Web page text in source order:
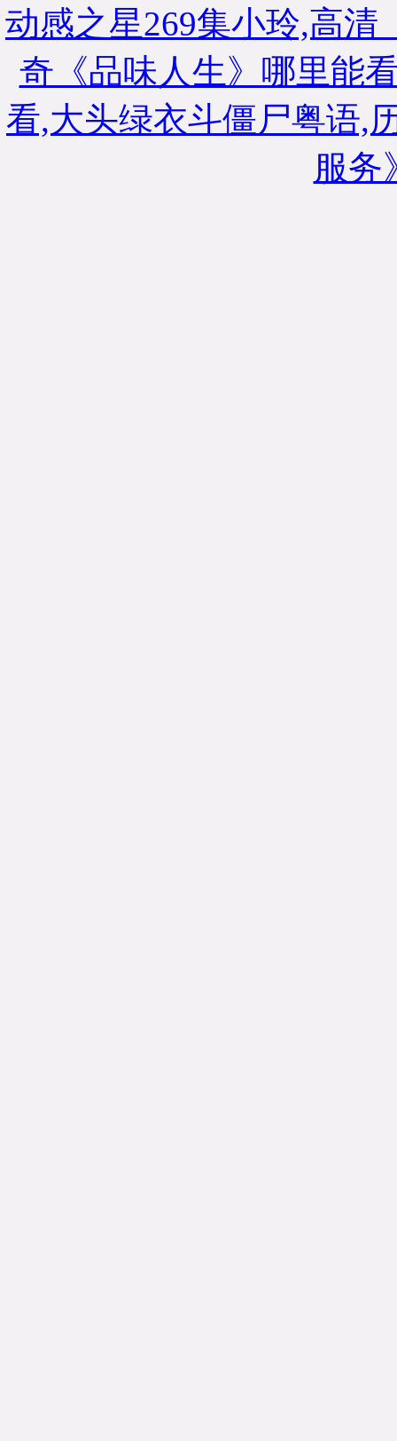
动感之星269集小玲,高清
奇《品味人生》哪里能
看,大头绿衣斗僵尸粤语,
服务